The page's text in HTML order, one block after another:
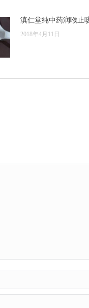
滇仁堂纯中药润喉止
2018年4月11日